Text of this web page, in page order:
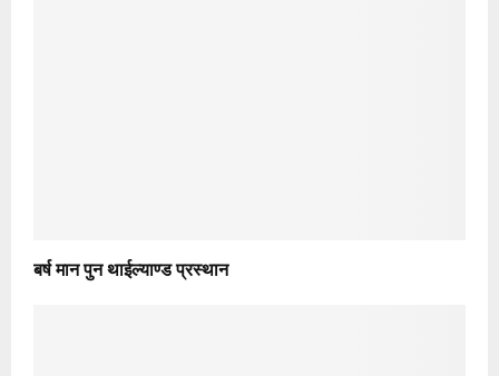
बर्ष मान पुन थाईल्याण्ड प्रस्थान